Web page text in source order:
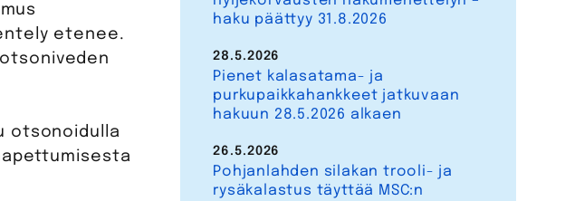
etenee.
otsonoidulla
haku päättyy 31.8.2026
Pienet kalasatama- ja
purkupaikkahankkeet jatkuvaan
hakuun 28.5.2026 alkaen
28.5.2026
Pohjanlahden silakan trooli- ja
rysäkalastus täyttää MSC:n
26.5.2026